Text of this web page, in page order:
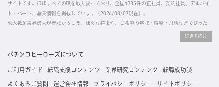
サイトです。ほぼすべての職を取り扱っており、全国1785件の正社員、契約社員、アルバイ
ト・パート、募集情報を掲載しています（2026/08/07現在）。
求人数が業界最大規模だからこそ、様々な特徴や、ご希望の年収・時給・月給などでぴった
掲載している求人は、すべて契約法人様から寄せられた正規の求人情報です。応募いただい
た内容はすぐに直接事業所に届くためスムーズに転職・復職できます。
パチンコヒーローズについて
ご利用ガイド 転職支援コンテンツ 業界研究コンテンツ 転職成功談
よくあるご質問 運営会社情報 プライバシーポリシー サイトポリシー